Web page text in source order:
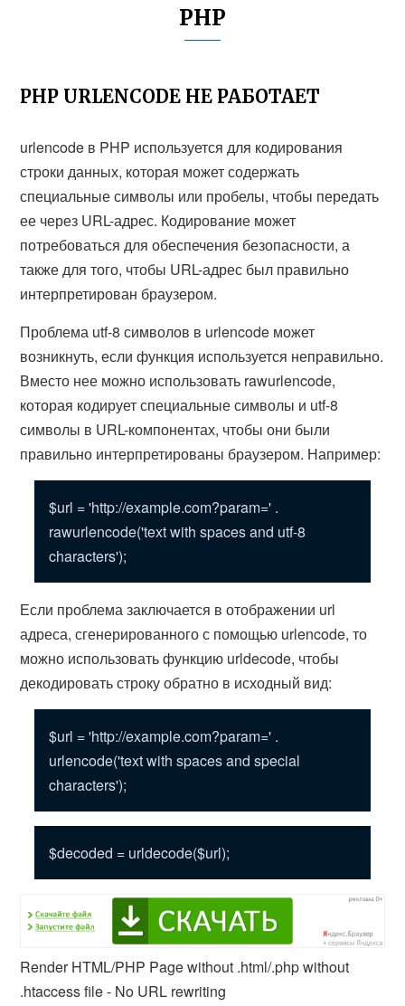
PHP
PHP URLENCODE НЕ РАБОТАЕТ
urlencode в PHP используется для кодирования
строки данных, которая может содержать
специальные символы или пробелы, чтобы передать
ее через URL-адрес. Кодирование может
потребоваться для обеспечения безопасности, а
также для того, чтобы URL-адрес был правильно
интерпретирован браузером.
Проблема utf-8 символов в urlencode может
возникнуть, если функция используется неправильно.
Вместо нее можно использовать rawurlencode,
которая кодирует специальные символы и utf-8
символы в URL-компонентах, чтобы они были
правильно интерпретированы браузером. Например:
$url = 'http://example.com?param=' .
rawurlencode('text with spaces and utf-8
characters');
Если проблема заключается в отображении url
адреса, сгенерированного с помощью urlencode, то
можно использовать функцию urldecode, чтобы
декодировать строку обратно в исходный вид:
$url = 'http://example.com?param=' .
urlencode('text with spaces and special
characters');
$decoded = urldecode($url);
Render HTML/PHP Page without .html/.php without
.htaccess file - No URL rewriting